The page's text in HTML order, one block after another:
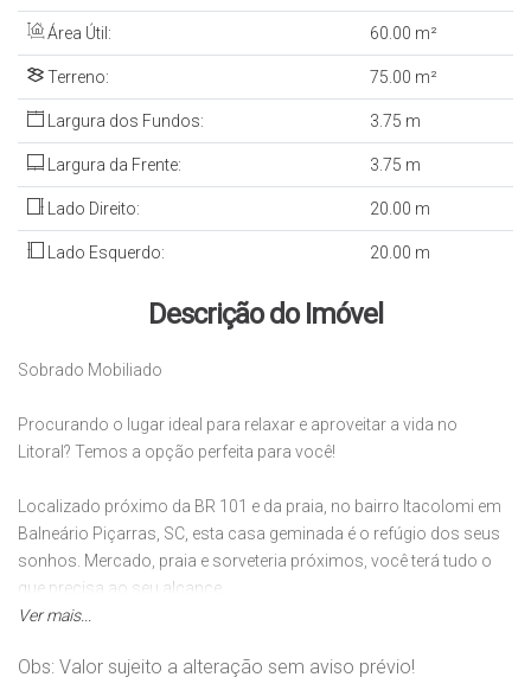
Área Útil: 60 .00 m²
Terreno: 75 .00 m²
Largura dos Fundos: 3 .75 m
Largura da Frente: 3 .75 m
Lado Direito: 20 .00 m
Lado Esquerdo: 20 .00 m
Descrição do Imóvel
Sobrado Mobiliado
Procurando o lugar ideal para relaxar e aproveitar a vida no
Litoral? Temos a opção perfeita para você!
Localizado próximo da BR 101 e da praia, no bairro Itacolomi em
Balneário Piçarras, SC, esta casa geminada é o refúgio dos seus
sonhos. Mercado, praia e sorveteria próximos, você terá tudo o
que precisa ao seu alcance.
sala aconchegante, este imóvel está disponível por apenas R$
Ver mais...
Obs: Valor sujeito a alteração sem aviso prévio!